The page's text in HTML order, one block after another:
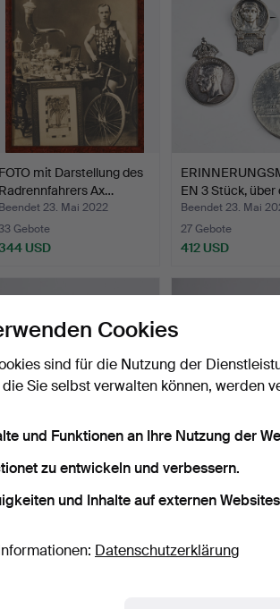
mit Darstellung des
Ax…
23. Mai 2022
Gebote
USD
EN 3 Stück, über
Beendet 23. Mai
27 Gebote
412 USD
in Silber,
23. Mai 2022
USD
PREISBECHER in
Beendet 23. Mai
211 USD
Cookies
sind für die Nutzung der
Sie selbst verwalten können, werden
und Funktionen an Ihre Nutzung der
zu entwickeln und verbessern.
und Inhalte auf externen
Datenschutzerklärung